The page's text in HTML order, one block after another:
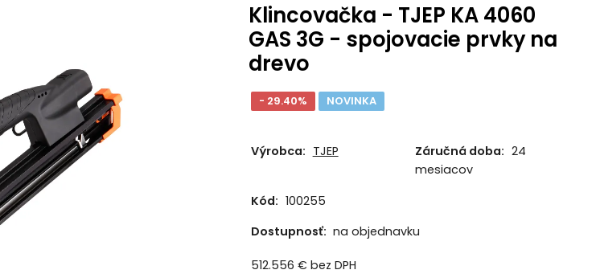
Klincovačka - TJEP KA 4060
GAS 3G - spojovacie prvky na
drevo
- 29.40% NOVINKA
Výrobca: TJEP Záručná doba: 24
mesiacov
Kód: 100255
Dostupnosť: na objednavku
512.556 € bez DPH